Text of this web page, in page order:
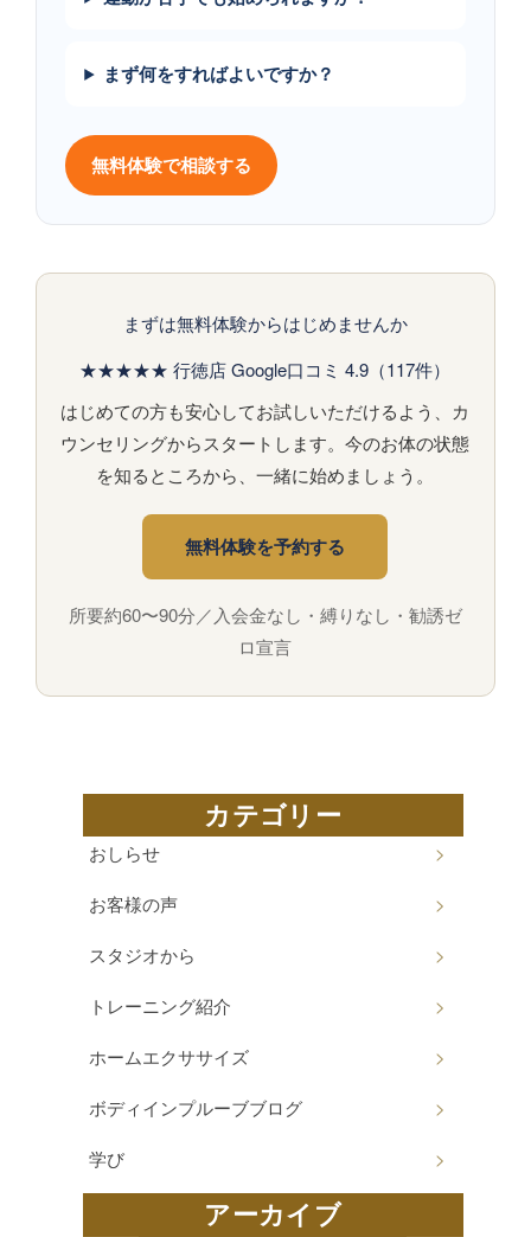
まず何をすればよいですか？
無料体験で相談する
まずは無料体験からはじめませんか
★★★★★ 行徳店 Google口コミ 4.9（117件）
はじめての方も安心してお試しいただけるよう、カ
ウンセリングからスタートします。今のお体の状態
を知るところから、一緒に始めましょう。
無料体験を予約する
所要約60〜90分／入会金なし・縛りなし・勧誘ゼ
ロ宣言
カテゴリー
おしらせ
お客様の声
スタジオから
トレーニング紹介
ホームエクササイズ
ボディインプルーブブログ
学び
アーカイブ